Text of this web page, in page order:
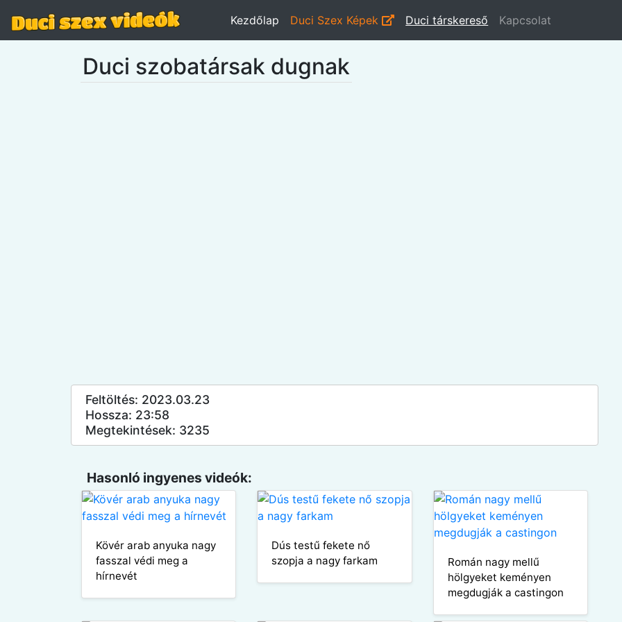
Kezdőlap Duci Szex Képek Duci társkereső Kapcsolat
Duci szobatársak dugnak
Feltöltés: 2023.03.23
Hossza: 23:58
Megtekintések: 3235
Hasonló ingyenes videók:
Kövér arab anyuka nagy
fasszal védi meg a
hírnevét
Dús testű fekete nő
szopja a nagy farkam
Román nagy mellű
hölgyeket keményen
megdugják a castingon